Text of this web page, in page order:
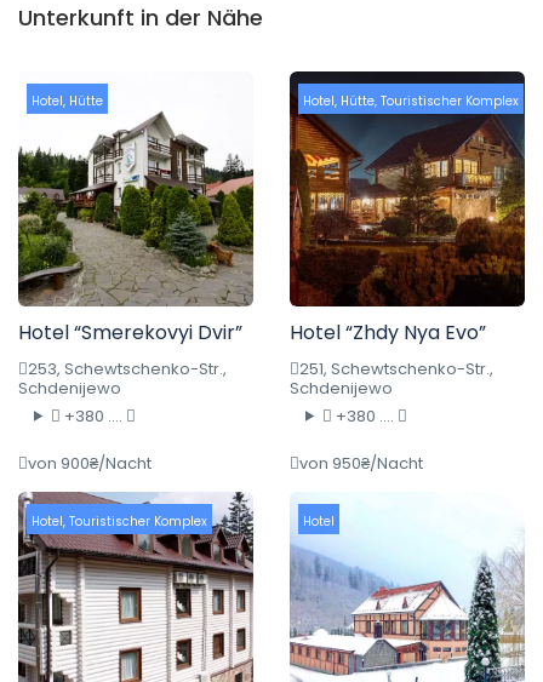
Unterkunft in der Nähe
Hotel, Hütte
Hotel “Smerekovyi Dvir”
253, Schewtschenko-Str.,
Schdenijewo
+380 ....
von 900₴/Nacht
Hotel, Hütte, Touristischer Komplex
Hotel “Zhdy Nya Evo”
251, Schewtschenko-Str.,
Schdenijewo
+380 ....
von 950₴/Nacht
Hotel, Touristischer Komplex Hotel